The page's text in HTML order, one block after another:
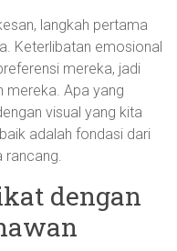
langkah pertama
Keterlibatan emosional
mereka, jadi
mereka. Apa yang
visual yang kita
adalah fondasi dari
rancang.
dengan